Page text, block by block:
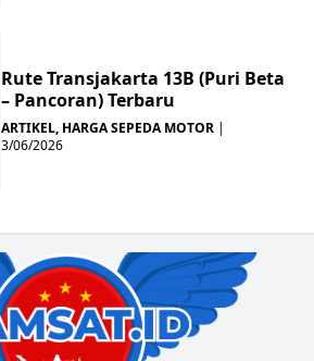
Rute Transjakarta 13B (Puri Beta
– Pancoran) Terbaru
ARTIKEL, HARGA SEPEDA MOTOR |
3/06/2026